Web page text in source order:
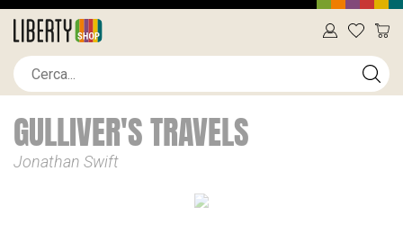
GULLIVER'S TRAVELS
Jonathan Swift